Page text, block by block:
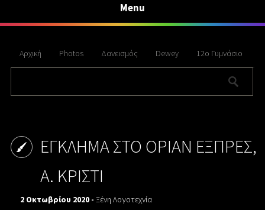
Menu
Αρχική Photos Δανεισμός Dewey 12ο Γυμνάσιο
ΕΓΚΛΗΜΑ ΣΤΟ ΟΡΙΑΝ ΕΞΠΡΕΣ,
Α. ΚΡΙΣΤΙ
2 Οκτωβρίου 2020 -Ξένη Λογοτεχνία